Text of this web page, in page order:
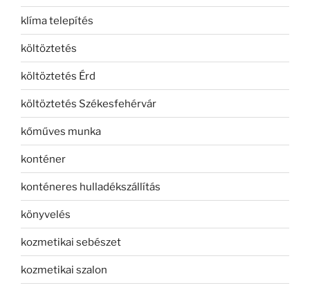
klíma telepítés
költöztetés
költöztetés Érd
költöztetés Székesfehérvár
kőműves munka
konténer
konténeres hulladékszállítás
könyvelés
kozmetikai sebészet
kozmetikai szalon